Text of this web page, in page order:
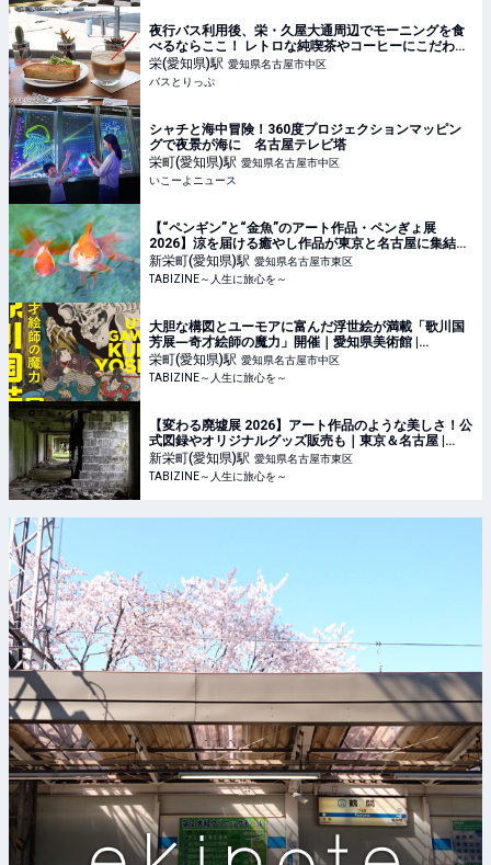
夜行バス利用後、栄・久屋大通周辺でモーニングを食
べるならここ！ レトロな純喫茶やコーヒーにこだわっ
たカフェを紹介
栄(愛知県)駅 愛知県名古屋市中区
バスとりっぷ
シャチと海中冒険！360度プロジェクションマッピン
グで夜景が海に 名古屋テレビ塔
栄町(愛知県)駅 愛知県名古屋市中区
いこーよニュース
【“ペンギン”と“金魚”のアート作品・ペンぎょ展
2026】涼を届ける癒やし作品が東京と名古屋に集結！
| TABIZINE～人生に旅心を～
新栄町(愛知県)駅 愛知県名古屋市東区
TABIZINE～人生に旅心を～
大胆な構図とユーモアに富んだ浮世絵が満載「歌川国
芳展―奇才絵師の魔力」開催｜愛知県美術館 |
TABIZINE～人生に旅心を～
栄町(愛知県)駅 愛知県名古屋市中区
TABIZINE～人生に旅心を～
【変わる廃墟展 2026】アート作品のような美しさ！公
式図録やオリジナルグッズ販売も｜東京＆名古屋 |
TABIZINE～人生に旅心を～
新栄町(愛知県)駅 愛知県名古屋市東区
TABIZINE～人生に旅心を～